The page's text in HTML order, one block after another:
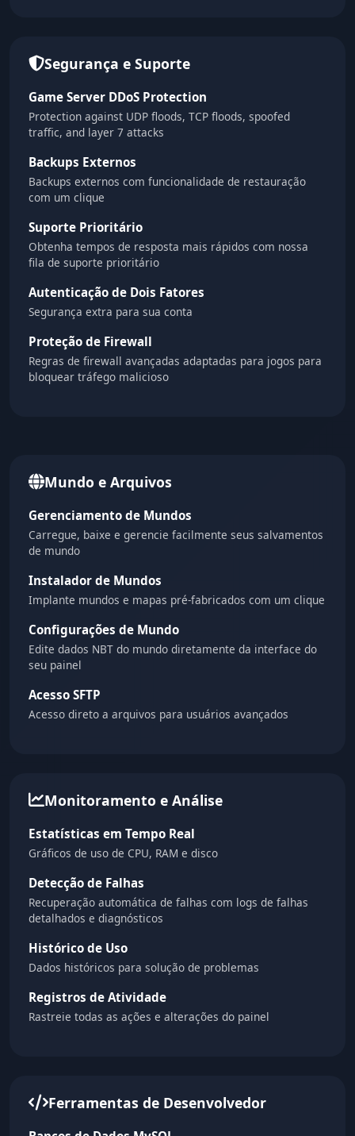
Segurança e Suporte
Game Server DDoS Protection
Protection against UDP floods, TCP floods, spoofed
traffic, and layer 7 attacks
Backups Externos
Backups externos com funcionalidade de restauração
com um clique
Suporte Prioritário
Obtenha tempos de resposta mais rápidos com nossa
fila de suporte prioritário
Autenticação de Dois Fatores
Segurança extra para sua conta
Proteção de Firewall
Regras de firewall avançadas adaptadas para jogos para
bloquear tráfego malicioso
Mundo e Arquivos
Gerenciamento de Mundos
Carregue, baixe e gerencie facilmente seus salvamentos
de mundo
Instalador de Mundos
Implante mundos e mapas pré-fabricados com um clique
Configurações de Mundo
Edite dados NBT do mundo diretamente da interface do
seu painel
Acesso SFTP
Acesso direto a arquivos para usuários avançados
Monitoramento e Análise
Estatísticas em Tempo Real
Gráficos de uso de CPU, RAM e disco
Detecção de Falhas
Recuperação automática de falhas com logs de falhas
detalhados e diagnósticos
Histórico de Uso
Dados históricos para solução de problemas
Registros de Atividade
Rastreie todas as ações e alterações do painel
Ferramentas de Desenvolvedor